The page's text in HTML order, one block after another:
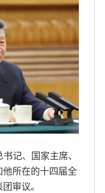
记、国家主席、
所在的十四届全
审议。